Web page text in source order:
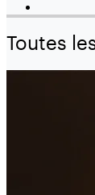
Toutes